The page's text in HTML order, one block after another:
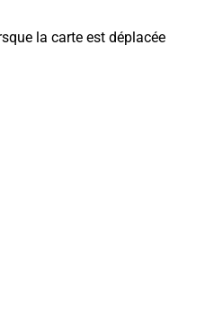
la carte est déplacée